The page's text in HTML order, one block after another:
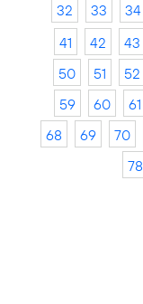
32
33 34
41
42 43
50
51 52
59
60 61
68
69 70
78